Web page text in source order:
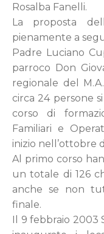
Rosalba Fanelli.
La proposta
pienamente a
Padre Luciano
parroco Don
regionale del
circa 24 persone
corso di
Familiari e
inizio nell’ottobre
Al primo corso
un totale di 126
anche se non
finale.
Il 9 febbraio 2003